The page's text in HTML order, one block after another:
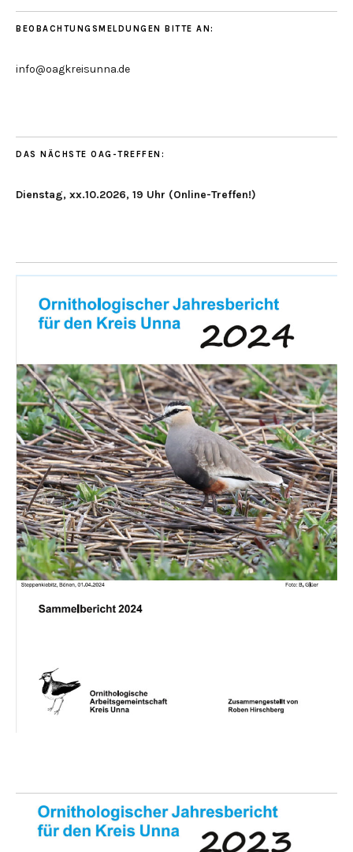
BEOBACHTUNGSMELDUNGEN BITTE AN:
info@oagkreisunna.de
DAS NÄCHSTE OAG-TREFFEN:
Dienstag, xx.10.2026, 19 Uhr (Online-Treffen!)